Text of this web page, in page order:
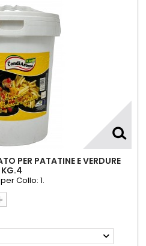
PER PATATINE E VERDURE
KG.4
Collo: 1.